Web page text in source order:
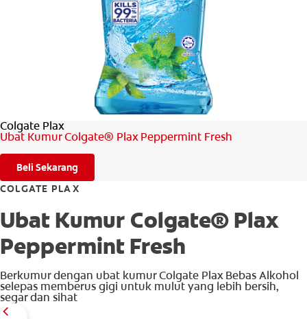
PENILAIAN KESIHATAN MULUT
Colgate Plax
Ubat Kumur Colgate® Plax Peppermint Fresh
Beli Sekarang
COLGATE PLAX
Ubat Kumur Colgate® Plax
Peppermint Fresh
Berkumur dengan ubat kumur Colgate Plax Bebas Alkohol
selepas memberus gigi untuk mulut yang lebih bersih,
segar dan sihat